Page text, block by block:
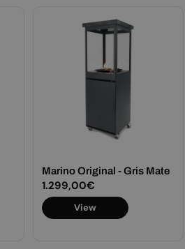
Marino Original - Gris Mate
Precio
habitual
1.299,00€
View